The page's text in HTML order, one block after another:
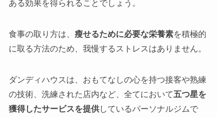
ある効果を得られることでしょう。
食事の取り方は、 瘦せるために必要な栄養素を積極的
に取る方法のため、我慢するストレスはありません。
ダンディハウスは、おもてなしの心を持つ接客や熟練
の技術、洗練された店内など、全てにおいて五つ星を
獲得したサービスを提供しているパーソナルジムで